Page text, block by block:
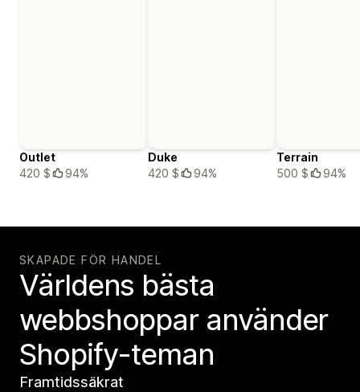
Outlet
420 $
94%
Duke
420 $
94%
Terrain
500 $
94%
SKAPADE FÖR HANDEL
Världens bästa
webbshoppar använder
Shopify-teman
Framtidssäkrat